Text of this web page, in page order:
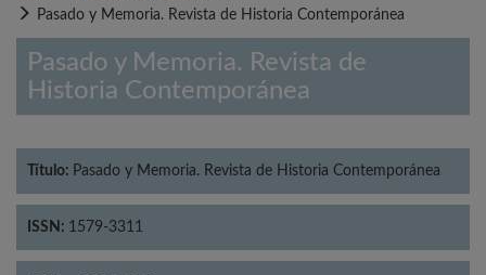
Pasado y Memoria. Revista de Historia Contemporánea
Pasado y Memoria. Revista de
Historia Contemporánea
Título: Pasado y Memoria. Revista de Historia Contemporánea
ISSN: 1579-3311